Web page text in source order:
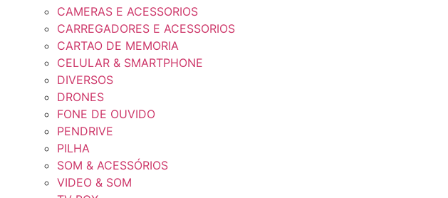
CAMERAS E ACESSORIOS
CARREGADORES E ACESSORIOS
CARTAO DE MEMORIA
CELULAR & SMARTPHONE
DIVERSOS
DRONES
FONE DE OUVIDO
PENDRIVE
PILHA
SOM & ACESSÓRIOS
VIDEO & SOM